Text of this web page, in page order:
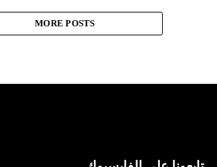
MORE POSTS